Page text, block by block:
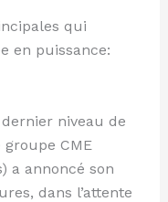
qui
en puissance:
niveau de
CME
a annoncé son
dans l’attente